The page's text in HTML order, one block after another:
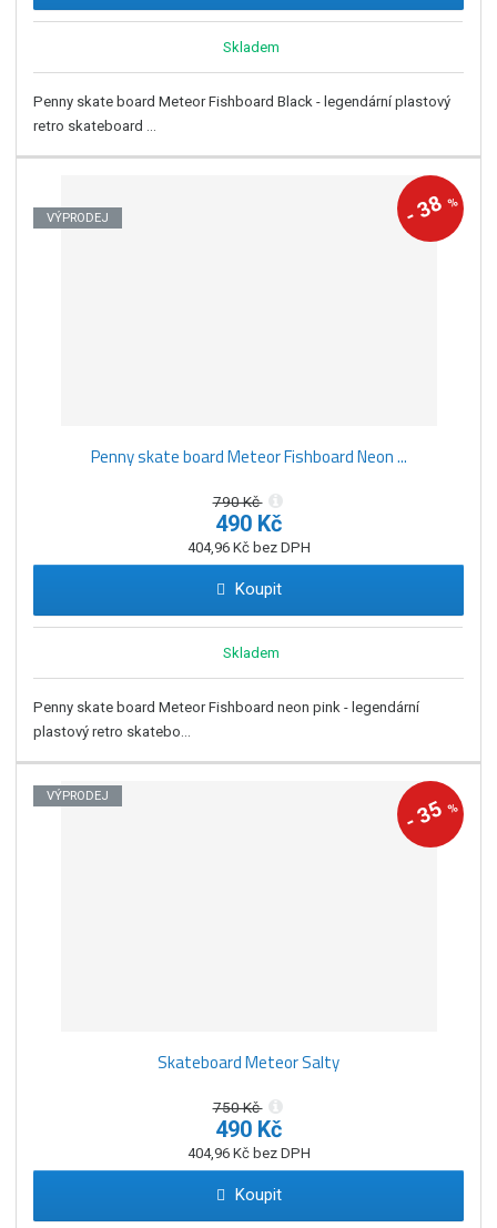
Skladem
Penny skate board Meteor Fishboard Black - legendární plastový
retro skateboard ...
-
38%
VÝPRODEJ
Penny skate board Meteor Fishboard Neon ...
790 Kč
490 Kč
404,96 Kč bez DPH
Koupit
Skladem
Penny skate board Meteor Fishboard neon pink - legendární
plastový retro skatebo...
-
35%
VÝPRODEJ
Skateboard Meteor Salty
750 Kč
490 Kč
404,96 Kč bez DPH
Koupit